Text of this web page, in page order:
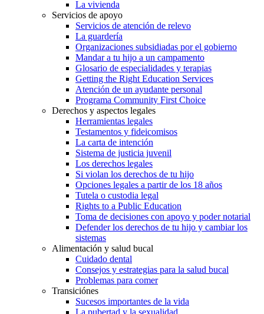
La vivienda
Servicios de apoyo
Servicios de atención de relevo
La guardería
Organizaciones subsidiadas por el gobierno
Mandar a tu hijo a un campamento
Glosario de especialidades y terapias
Getting the Right Education Services
Atención de un ayudante personal
Programa Community First Choice
Derechos y aspectos legales
Herramientas legales
Testamentos y fideicomisos
La carta de intención
Sistema de justicia juvenil
Los derechos legales
Si violan los derechos de tu hijo
Opciones legales a partir de los 18 años
Tutela o custodia legal
Rights to a Public Education
Toma de decisiones con apoyo y poder notarial
Defender los derechos de tu hijo y cambiar los
sistemas
Alimentación y salud bucal
Cuidado dental
Consejos y estrategias para la salud bucal
Problemas para comer
Transiciónes
Sucesos importantes de la vida
La pubertad y la sexualidad